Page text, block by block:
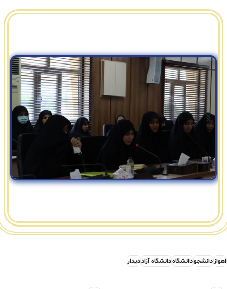
اهوازدانشجودانشگاهدانشگاه آزاددیدار